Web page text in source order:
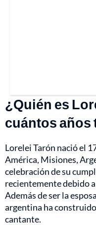
¿Quién es
cuántos años
Lorelei Tarón nació el
América, Misiones,
celebración de su
recientemente debido
Además de ser la
argentina ha
cantante.